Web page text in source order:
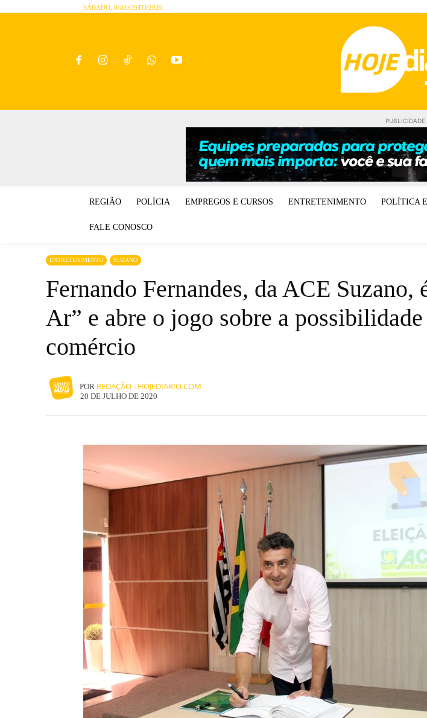
SÁBADO, 8/AGOSTO/2026
PUBLICIDADE
REGIÃO POLÍCIA EMPREGOS E CURSOS ENTRETENIMENTO POLÍTICA
FALE CONOSCO
ENTRETENIMENTO SUZANO
Fernando Fernandes, da ACE
Ar” e abre o jogo sobre a
comércio
POR REDAÇÃO - HOJEDIARIO.COM
20 DE JULHO DE 2020